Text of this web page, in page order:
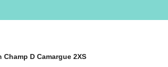
Champ D Camargue 2XS